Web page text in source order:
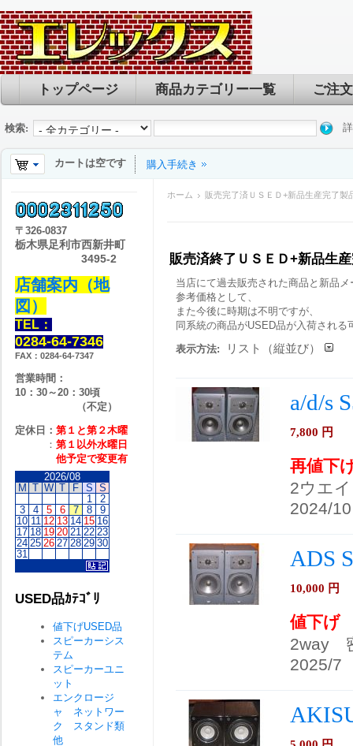
トップページ 商品カテゴリー一覧 ご注
検索:
カートは空です 購入手続き
ホーム 販売完了済ＵＳＥＤ+新品生産完了製
販売済終了ＵＳＥＤ+新品生
当店にて過去販売された商品と新品
参考価格として、
また今後に時期は不明ですが、
同系統の商品がUSED品が入荷される
表示方法:
リスト（縦並び）
a/d/s
7,800 円
再値下
2ウエ
2024/10
ADS
10,000 円
値下げ
2way
2025/7
〒 326-0837
栃木県足利市西新井町
3495-2
店舗案内（地
図）
TEL：
0284-64-7346
FAX：0284-64-7347
営業時間：
10：30～20：30頃
（不定）
定休日： 第１と第２木曜
： 第１以外水曜日
他予定で変更有
2026/08
M T W T F S S
1
2
3
4 5 6 7 8
9
10 11 12 13 14 15 16
17 18 19 20 21 22 23
24 25 26 27 28 29 30
31
USED品ｶﾃｺﾞﾘ
値下げUSED品
スピーカーシス
テム
スピーカーユニ
ット
エンクロージ
ャ ネットワー
ク スタンド類
他